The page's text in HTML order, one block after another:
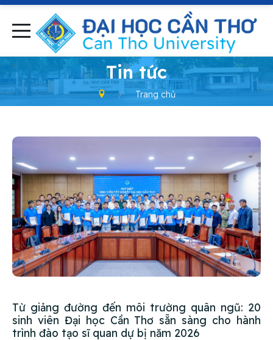
- Tin tức
Trang chủ
Từ giảng đường đến môi trường quân ngũ: 20
sinh viên Đại học Cần Thơ sẵn sàng cho hành
trình đào tạo sĩ quan dự bị năm 2026